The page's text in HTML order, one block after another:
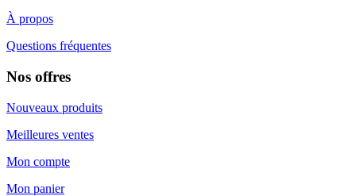
À propos
Questions fréquentes
Nos offres
Nouveaux produits
Meilleures ventes
Mon compte
Mon panier